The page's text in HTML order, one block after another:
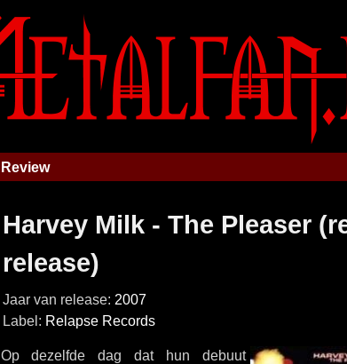
Review
Harvey Milk - The Pleaser
release)
Jaar van release: 2007
Label: Relapse Records
Op dezelfde dag dat hun debuut